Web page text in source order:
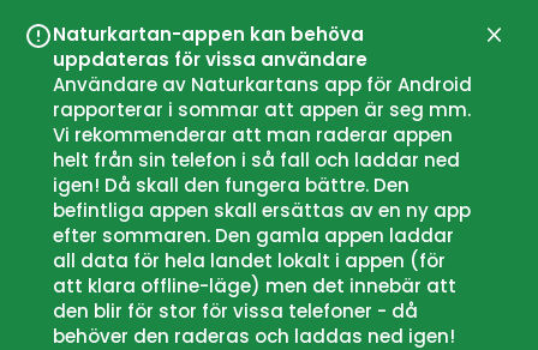
Naturkartan-appen kan behöva
uppdateras för vissa användare
Användare av Naturkartans app för Android
rapporterar i sommar att appen är seg mm.
Vi rekommenderar att man raderar appen
helt från sin telefon i så fall och laddar ned
igen! Då skall den fungera bättre. Den
befintliga appen skall ersättas av en ny app
efter sommaren. Den gamla appen laddar
all data för hela landet lokalt i appen (för
att klara offline-läge) men det innebär att
den blir för stor för vissa telefoner - då
behöver den raderas och laddas ned igen!